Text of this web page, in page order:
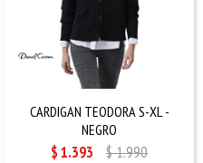
CARDIGAN TEODORA S-XL -
NEGRO
$1.393 $1.990